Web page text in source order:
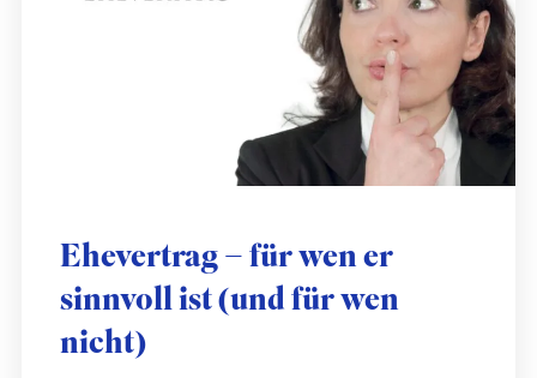
Ehevertrag – für wen er
sinnvoll ist (und für wen
nicht)